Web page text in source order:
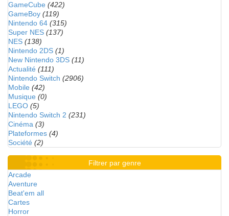
GameCube (422)
GameBoy (119)
Nintendo 64 (315)
Super NES (137)
NES (138)
Nintendo 2DS (1)
New Nintendo 3DS (11)
Actualité (111)
Nintendo Switch (2906)
Mobile (42)
Musique (0)
LEGO (5)
Nintendo Switch 2 (231)
Cinéma (3)
Plateformes (4)
Société (2)
Filtrer par genre
Arcade
Aventure
Beat'em all
Cartes
Horror